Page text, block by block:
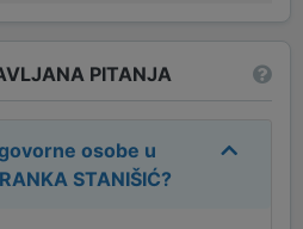
PITANJA
osobe u
STANIŠIĆ?